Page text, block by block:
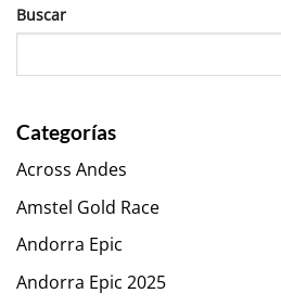
Buscar
Categorías
Across Andes
Amstel Gold Race
Andorra Epic
Andorra Epic 2025